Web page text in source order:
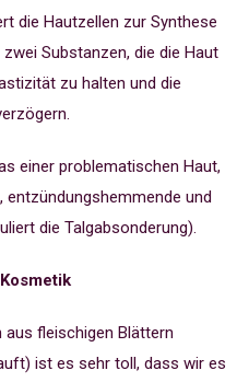
die Hautzellen zur Synthese
Substanzen, die die Haut
zu halten und die
einer problematischen Haut,
entzündungshemmende und
die Talgabsonderung).
fleischigen Blättern
ist es sehr toll, dass wir es